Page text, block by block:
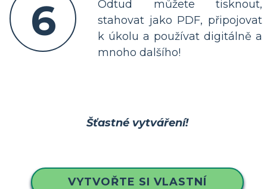
6
Odtud můžete tisknout,
stahovat jako PDF, připojovat
k úkolu a používat digitálně a
mnoho dalšího!
Šťastné vytváření!
VYTVOŘTE SI VLASTNÍ